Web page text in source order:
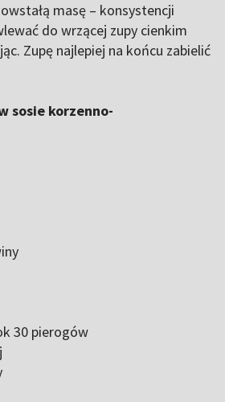
masę – konsystencji
do wrzącej zupy cienkim
Zupę najlepiej na końcu zabielić
sosie korzenno-
30 pierogów